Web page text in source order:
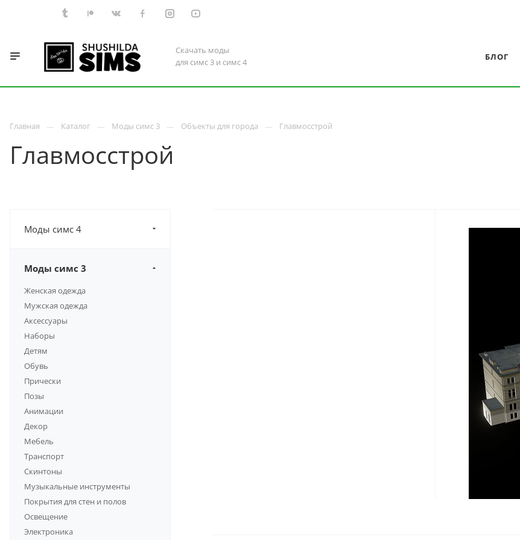
Скачать моды
для симс 3 и симс 4
БЛОГ
Главная Каталог Моды симс 3 Объекты для города Главмосстрой
Главмосстрой
Моды симс 4
Моды симс 3
Женская одежда
Мужская одежда
Аксессуары
Наборы
Детям
Обувь
Прически
Позы
Анимации
Декор
Мебель
Транспорт
Скинтоны
Музыкальные инструменты
Покрытия для стен и полов
Освещение
Электроника